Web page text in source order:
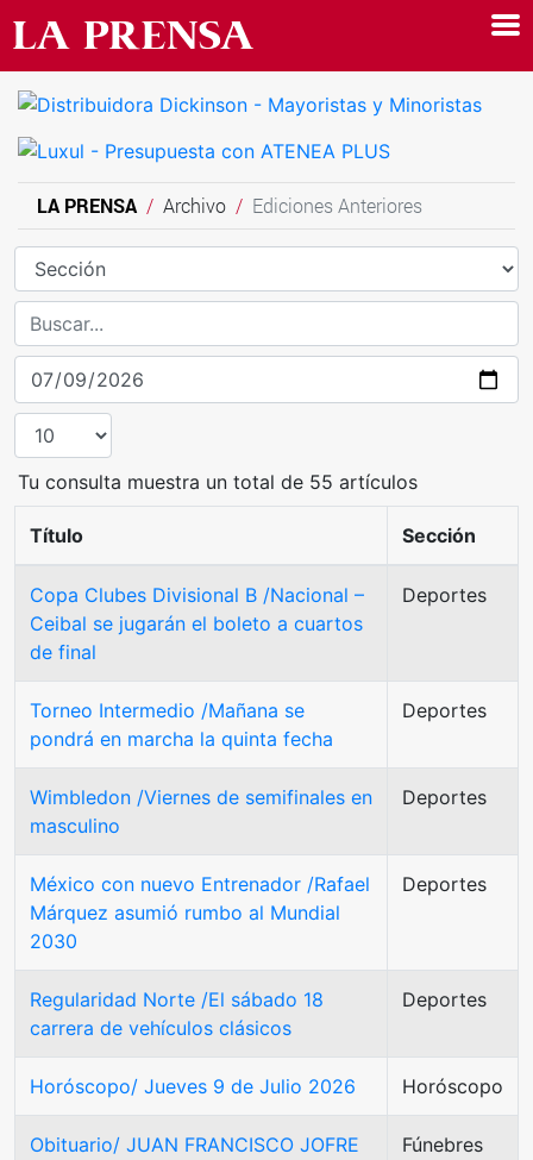
LA PRENSA Archivo Ediciones Anteriores
Tu consulta muestra un total de 55 artículos
Título Sección
Copa Clubes Divisional B /Nacional –
Ceibal se jugarán el boleto a cuartos
de final
Deportes
Torneo Intermedio /Mañana se
pondrá en marcha la quinta fecha
Deportes
Wimbledon /Viernes de semifinales en
masculino
Deportes
México con nuevo Entrenador /Rafael
Márquez asumió rumbo al Mundial
2030
Deportes
Regularidad Norte /El sábado 18
carrera de vehículos clásicos
Deportes
Horóscopo/ Jueves 9 de Julio 2026 Horóscopo
Obituario/ JUAN FRANCISCO JOFRE
Fúnebres